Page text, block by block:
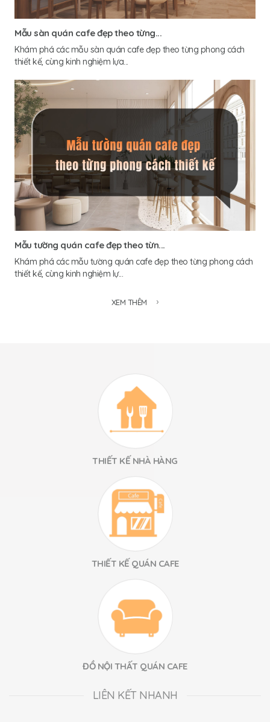
Mẫu sàn quán cafe đẹp theo từng...
Khám phá các mẫu sàn quán cafe đẹp theo từng phong cách
thiết kế, cùng kinh nghiệm lựa...
Mẫu tường quán cafe đẹp theo từn...
Khám phá các mẫu tường quán cafe đẹp theo từng phong cách
thiết kế, cùng kinh nghiệm lự...
XEM THÊM
THIẾT KẾ NHÀ HÀNG
THIẾT KẾ QUÁN CAFE
ĐỒ NỘI THẤT QUÁN CAFE
LIÊN KẾT NHANH